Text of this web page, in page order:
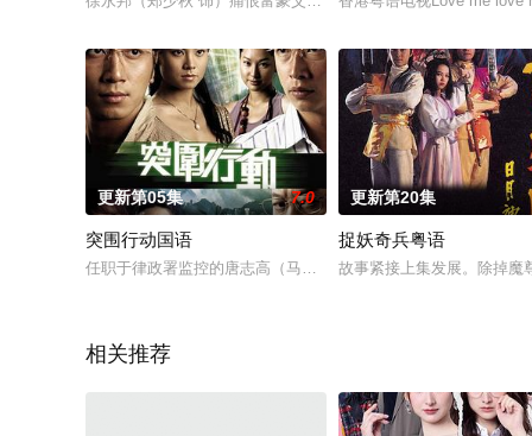
更新第05集 7.0
突围行动国语
任职于律政署监控的唐志高（马浚伟 饰）主要事情是处理一些
更新第20集
捉妖奇兵粤语
故事紧接上集发展。除掉魔
相关推荐